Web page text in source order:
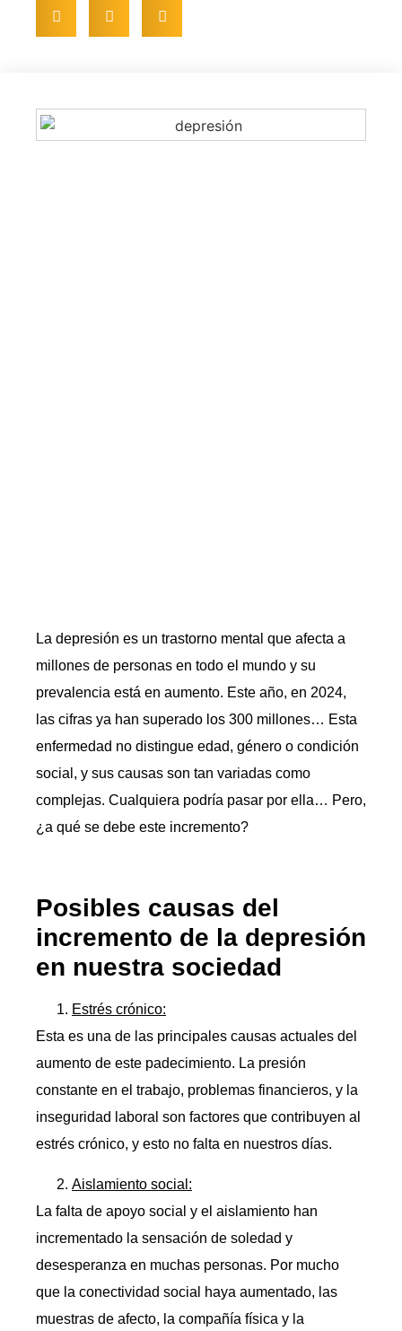
La depresión es un trastorno mental que afecta a
millones de personas en todo el mundo y su
prevalencia está en aumento. Este año, en 2024,
las cifras ya han superado los 300 millones… Esta
enfermedad no distingue edad, género o condición
social, y sus causas son tan variadas como
complejas. Cualquiera podría pasar por ella… Pero,
¿a qué se debe este incremento?
Posibles causas del
incremento de la depresión
en nuestra sociedad
Estrés crónico:
Esta es una de las principales causas actuales del
aumento de este padecimiento. La presión
constante en el trabajo, problemas financieros, y la
inseguridad laboral son factores que contribuyen al
estrés crónico, y esto no falta en nuestros días.
Aislamiento social:
La falta de apoyo social y el aislamiento han
incrementado la sensación de soledad y
desesperanza en muchas personas. Por mucho
que la conectividad social haya aumentado, las
muestras de afecto, la compañía física y la